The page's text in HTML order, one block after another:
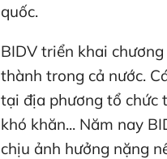
quốc.
BIDV triển khai
thành trong cả nước.
tại địa phương tổ chức
khó khăn... Năm nay
chịu ảnh hưởng nặng